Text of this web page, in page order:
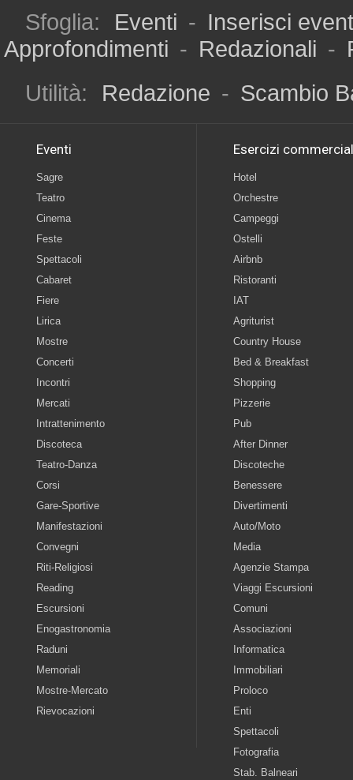
Sfoglia: Eventi - Inserisci
Approfondimenti - Redazionali -
Utilità:
Redazione - Scambio
Eventi
Sagre
Teatro
Cinema
Feste
Spettacoli
Cabaret
Fiere
Lirica
Mostre
Concerti
Incontri
Mercati
Intrattenimento
Discoteca
Teatro-Danza
Corsi
Gare-Sportive
Manifestazioni
Convegni
Riti-Religiosi
Reading
Escursioni
Enogastronomia
Raduni
Memoriali
Mostre-Mercato
Rievocazioni
Esercizi
Hotel
Orchestre
Campeggi
Ostelli
Airbnb
Ristoranti
IAT
Agriturist
Country House
Bed & Breakfast
Shopping
Pizzerie
Pub
After Dinner
Discoteche
Benessere
Divertimenti
Auto/Moto
Media
Agenzie Stampa
Viaggi Escursioni
Comuni
Associazioni
Informatica
Immobiliari
Proloco
Enti
Spettacoli
Fotografia
Stab. Balneari